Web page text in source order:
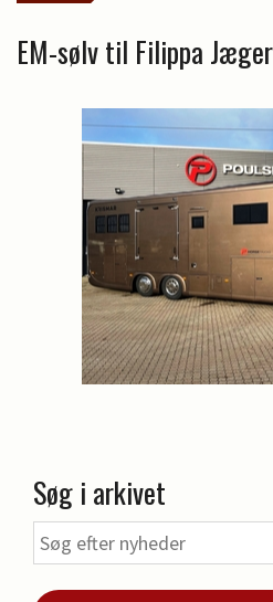
EM-sølv til Filippa
Søg i arkivet